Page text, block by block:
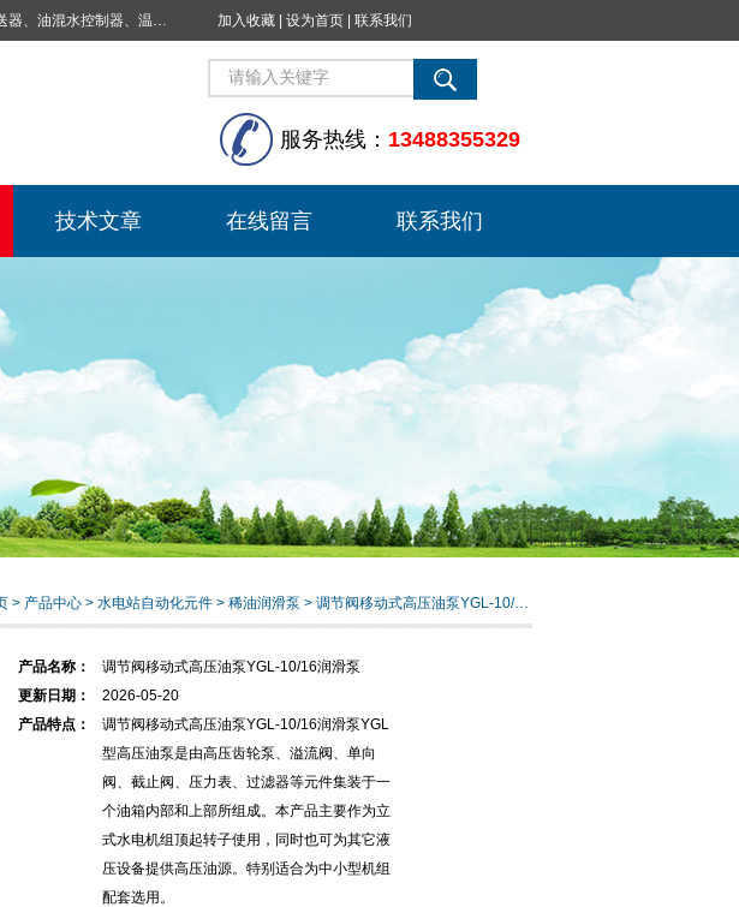
、水力量测控制系统、水轮发电机组监测系统、电容式液位开关、压力表、测温制动柜、蝴蝶阀球阀控制柜 | 加入收藏 设为首页 联系我们
服务热线： 13488355329
技术文章 在线留言 联系我们
> 产品中心 > 水电站自动化元件 > 稀油润滑泵 > 调节阀移动式高压油泵YGL-10/16润滑泵
产品名称：
调节阀移动式高压油泵YGL-10/16润滑泵
更新日期：
2026-05-20
产品特点：
调节阀移动式高压油泵YGL-10/16润滑泵YGL
型高压油泵是由高压齿轮泵、溢流阀、单向
阀、截止阀、压力表、过滤器等元件集装于一
个油箱内部和上部所组成。本产品主要作为立
式水电机组顶起转子使用，同时也可为其它液
压设备提供高压油源。特别适合为中小型机组
配套选用。